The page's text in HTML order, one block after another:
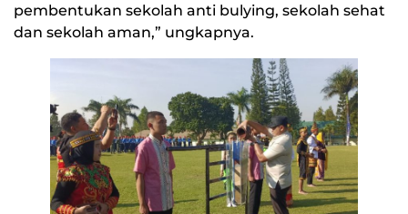
pembentukan sekolah anti bulying, sekolah sehat
dan sekolah aman,” ungkapnya.